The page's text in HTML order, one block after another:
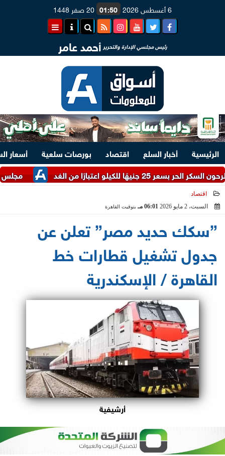
6 أغسطس 2026 01:50 20 صفر 1448
رئيس مجلسي الإدارة والتحرير أحمد عامر
الرئيسية أخبار السلع اقتصاد بورصات سلعية
أسعار
مجلس الوزراء
من الغد
اقتصاد
السبت، 2 مايو 2026
06:01 مـ بتوقيت القاهرة
”سكك حديد مصر” تعلن عن
جدول تشغيل قطارات خط
القاهرة / الإسكندرية
أرشيفية